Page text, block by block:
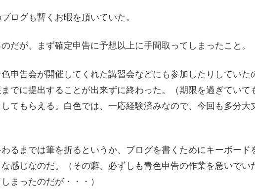
ログも暫くお暇を頂いていた。
だが、まず確定申告に予想以上に手間取ってしまったこと。
申告会が開催してくれた講習会などにも参加したりしていた
でに提出することが出来ずに終わった。（期限を過ぎていて
てもらえる。白色では、一応経験済みなので、今回も多分大
るまでは筆を折るというか、ブログを書くためにキーボード
感じなのだ。（その癖、必ずしも青色申告の作業を急いでい
まったのだが・・・）